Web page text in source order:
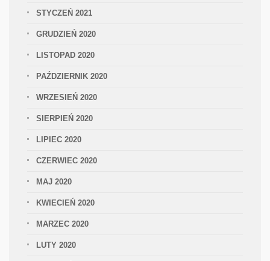
STYCZEŃ 2021
GRUDZIEŃ 2020
LISTOPAD 2020
PAŹDZIERNIK 2020
WRZESIEŃ 2020
SIERPIEŃ 2020
LIPIEC 2020
CZERWIEC 2020
MAJ 2020
KWIECIEŃ 2020
MARZEC 2020
LUTY 2020